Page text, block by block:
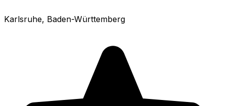
Karlsruhe, Baden-Württemberg